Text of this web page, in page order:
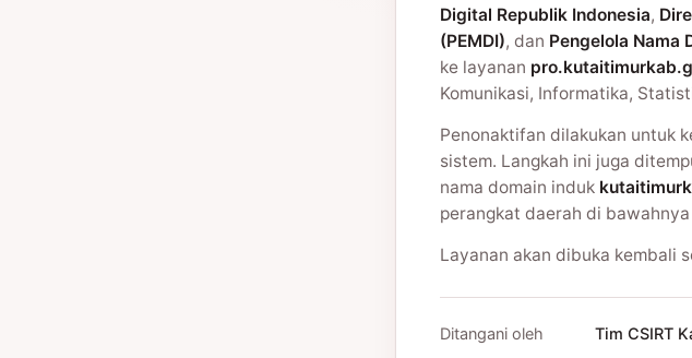
Digital Republik Indonesia,
(PEMDI), dan Pengelola Nama
ke layanan
Komunikasi, Informatika,
Penonaktifan dilakukan untuk
sistem. Langkah ini juga
nama domain induk
perangkat daerah di
Layanan akan dibuka kembali
Ditangani oleh Tim CSIRT